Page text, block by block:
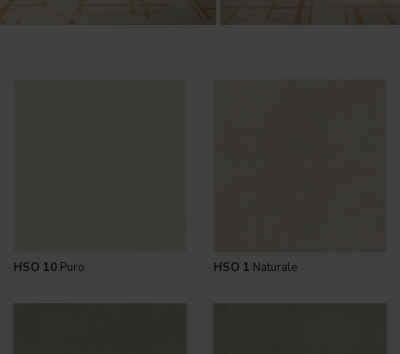
HSO 10 Puro HSO 1 Naturale